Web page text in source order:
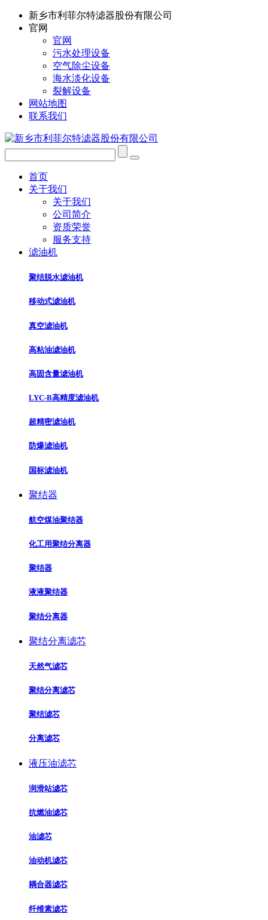
新乡市利菲尔特滤器股份有限公司
官网
官网
污水处理设备
空气除尘设备
海水淡化设备
裂解设备
网站地图
联系我们
首页
关于我们
关于我们
公司简介
资质荣誉
服务支持
滤油机
聚结脱水滤油机
移动式滤油机
真空滤油机
高粘油滤油机
高固含量滤油机
LYC-B高精度滤油机
超精密滤油机
防爆滤油机
国标滤油机
聚结器
航空煤油聚结器
化工用聚结分离器
聚结器
液液聚结器
聚结分离器
聚结分离滤芯
天然气滤芯
聚结分离滤芯
聚结滤芯
分离滤芯
液压油滤芯
润滑站滤芯
抗燃油滤芯
油滤芯
油动机滤芯
耦合器滤芯
纤维素滤芯